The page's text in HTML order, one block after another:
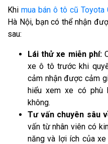
Khi mua bán ô tô cũ Toyota
Hà Nội, bạn có thể nhận
sau:
Lái thử xe miễn phí:
xe ô tô trước khi
cảm nhận được cảm
hiểu xem xe có phù
không.
Tư vấn chuyên sâu
vấn từ nhân viên có
năng và lợi ích của